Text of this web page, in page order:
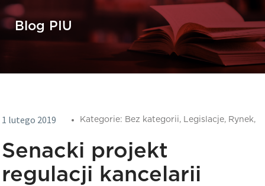
Blog PIU
1 lutego 2019 Kategorie: Bez kategorii, Legislacje, Rynek,
Senacki projekt
regulacji kancelarii